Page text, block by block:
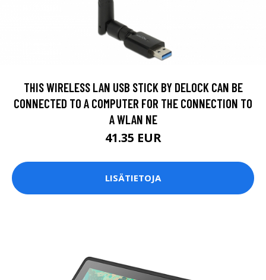
THIS WIRELESS LAN USB STICK BY DELOCK CAN BE
CONNECTED TO A COMPUTER FOR THE CONNECTION TO
A WLAN NE
41.35 EUR
LISÄTIETOJA